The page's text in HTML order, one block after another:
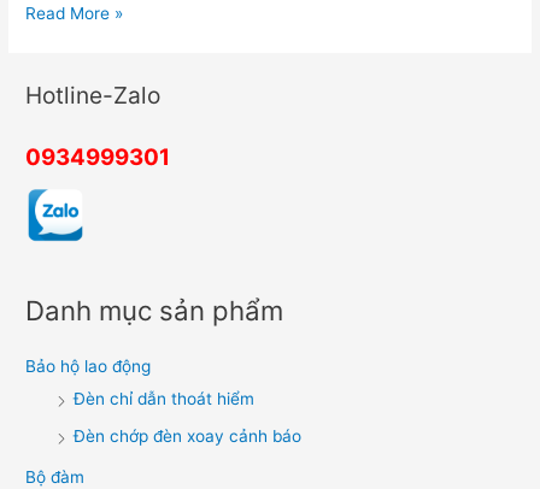
Sửa
cửa
nhà
có
mặt
rẻ
Read More »
Hotline-Zalo
0934999301
Danh mục sản phẩm
Bảo hộ lao động
Đèn chỉ dẫn thoát hiểm
Đèn chớp đèn xoay cảnh báo
Bộ đàm